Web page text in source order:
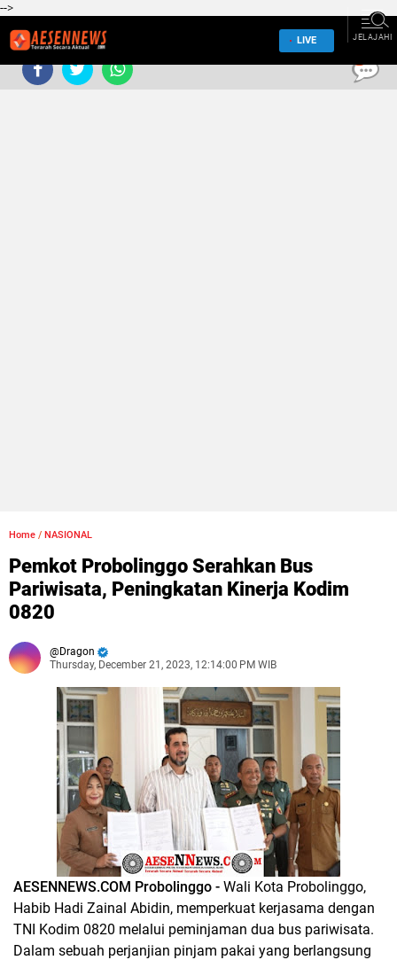
-->
LIVE JELAJAHI
Home / NASIONAL
Pemkot Probolinggo Serahkan Bus
Pariwisata, Peningkatan Kinerja Kodim
0820
Dragon
Thursday, December 21, 2023, 12:14:00 PM WIB
AESENNEWS.COM Probolinggo - Wali Kota Probolinggo,
Habib Hadi Zainal Abidin, memperkuat kerjasama dengan
TNI Kodim 0820 melalui peminjaman dua bus pariwisata.
Dalam sebuah perjanjian pinjam pakai yang berlangsung